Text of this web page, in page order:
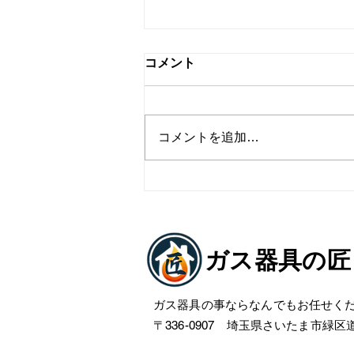
コメント
コメントを追加…
ガス器具の匠
ガス器具の事ならなんでもお任せく
〒336-0907 埼玉県さいたま市緑区